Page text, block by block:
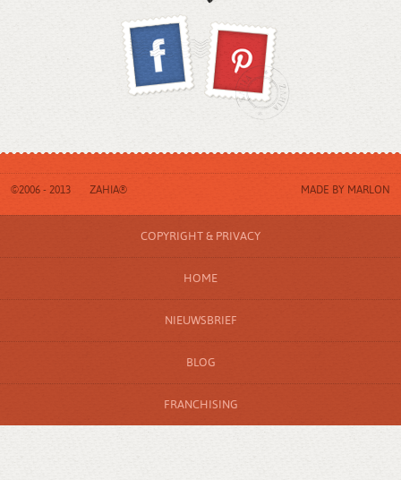
©2006 - 2013 ZAHIA® MADE BY MARLON
COPYRIGHT & PRIVACY
HOME
NIEUWSBRIEF
BLOG
FRANCHISING